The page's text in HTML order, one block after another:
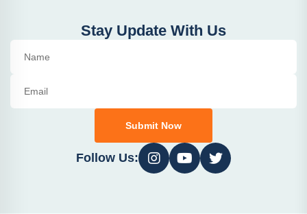
Stay Update With Us
Submit Now
Follow Us: